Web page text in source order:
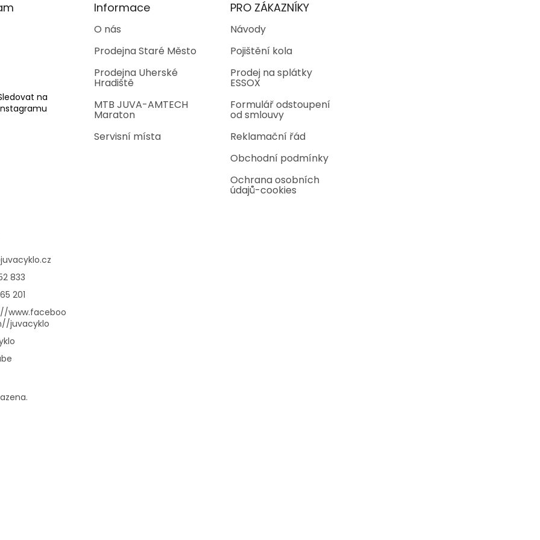
na
Informace
O nás
Prodejna Staré Město
Prodejna Uherské
Hradiště
MTB JUVA-AMTECH
Maraton
Servisní místa
PRO ZÁKAZNÍKY
Návody
Pojištění kola
Prodej na splátky
ESSOX
Formulář odstoupení
od smlouvy
Reklamační řád
Obchodní podmínky
Ochrana osobních
údajů-cookies
juvacyklo.cz
833
201
www.faceboo
juvacyklo